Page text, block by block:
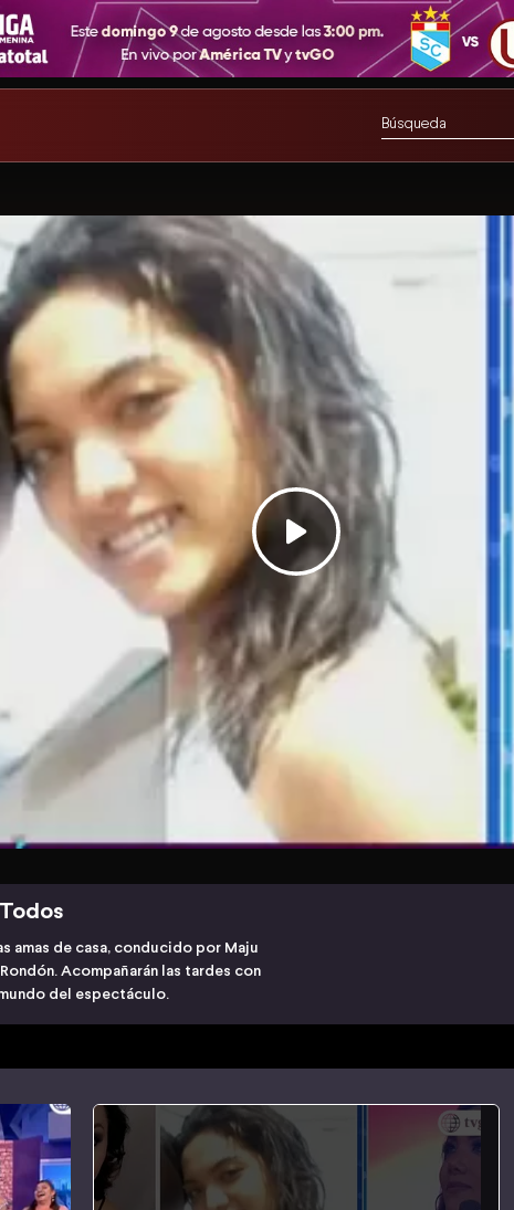
Todos
amas de casa, conducido por Maju
Acompañarán las tardes con
del espectáculo.